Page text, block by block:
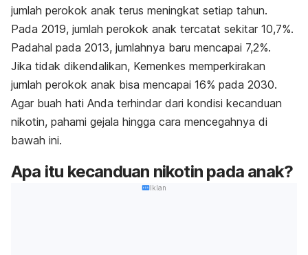
jumlah perokok anak terus meningkat setiap tahun.
Pada 2019, jumlah perokok anak tercatat sekitar 10,7%.
Padahal pada 2013, jumlahnya baru mencapai 7,2%.
Jika tidak dikendalikan, Kemenkes memperkirakan
jumlah perokok anak bisa mencapai 16% pada 2030.
Agar buah hati Anda terhindar dari kondisi kecanduan
nikotin, pahami gejala hingga cara mencegahnya di
bawah ini.
Apa itu kecanduan nikotin pada anak?
Iklan